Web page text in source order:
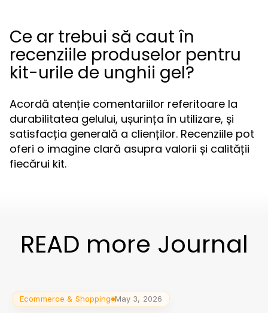
Ce ar trebui să caut în
recenziile produselor pentru
kit-urile de unghii gel?
Acordă atenție comentariilor referitoare la
durabilitatea gelului, ușurința în utilizare, și
satisfacția generală a clienților. Recenziile pot
oferi o imagine clară asupra valorii și calității
fiecărui kit.
READ more Journal
Ecommerce & Shopping May 3, 2026